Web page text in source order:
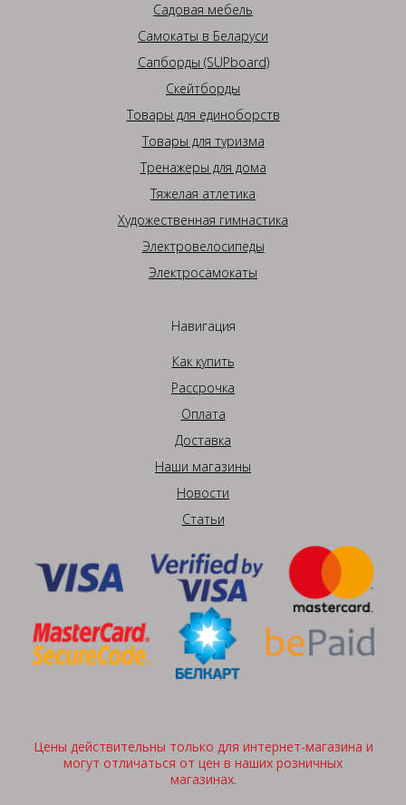
Садовая мебель
Самокаты в Беларуси
Сапборды (SUPboard)
Скейтборды
Товары для единоборств
Товары для туризма
Тренажеры для дома
Тяжелая атлетика
Художественная гимнастика
Электровелосипеды
Электросамокаты
Навигация
Как купить
Рассрочка
Оплата
Доставка
Наши магазины
Новости
Статьи
Цены действительны только для интернет-магазина и
могут отличаться от цен в наших розничных
магазинах.